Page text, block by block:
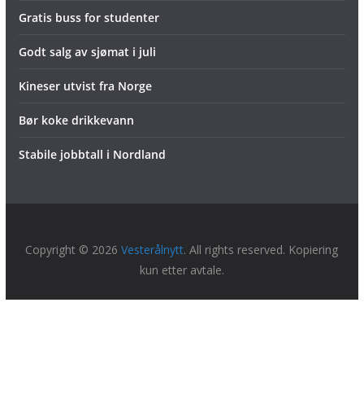
Gratis buss for studenter
Godt salg av sjømat i juli
Kineser utvist fra Norge
Bør koke drikkevann
Stabile jobbtall i Nordland
Copyright © 2026Vesterålnytt. All rights reserved. Kopiering
kun etter avtale.